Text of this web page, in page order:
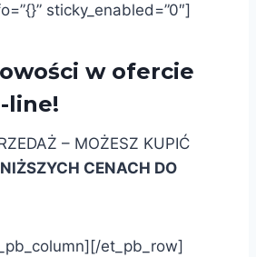
sticky_enabled=”0″]
w ofercie
line!
– MOŻESZ KUPIĆ
CENACH DO
et_pb_row]